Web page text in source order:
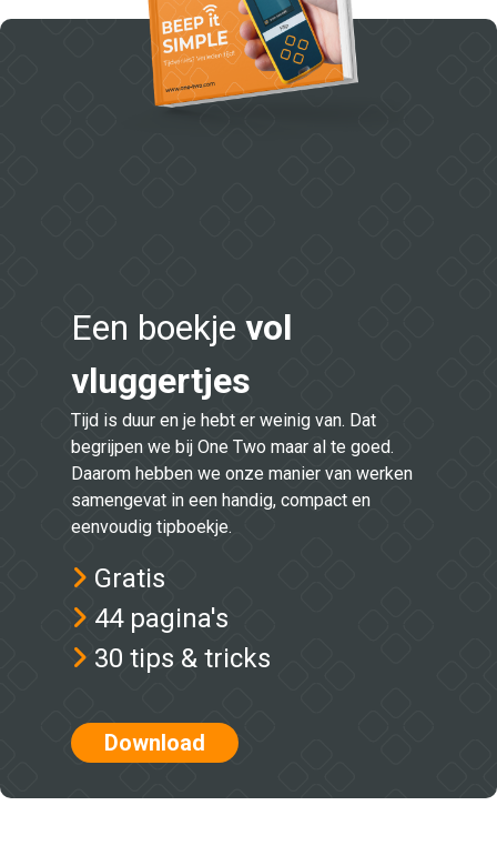
Een boekje vol
vluggertjes
Tijd is duur en je hebt er weinig van. Dat
begrijpen we bij One Two maar al te goed.
Daarom hebben we onze manier van werken
samengevat in een handig, compact en
eenvoudig tipboekje.
Gratis
44 pagina's
30 tips & tricks
Download